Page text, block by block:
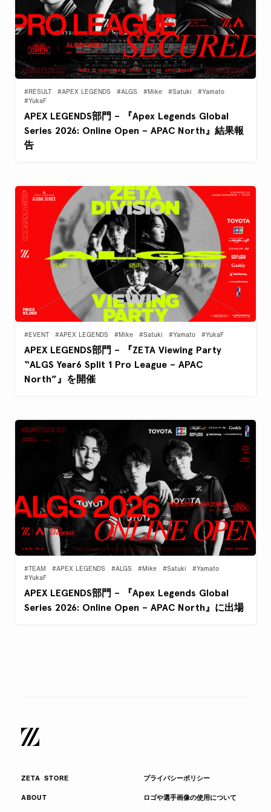
#RESULT #APEX LEGENDS #ALGS #Mike #Satuki
#Yamato
#YukaF
APEX LEGENDS部門 – 『Apex Legends Global
Series 2026: Online Open – APAC North』結果報
告
#EVENT #APEX LEGENDS #Mike #Satuki #Yamato #YukaF
APEX LEGENDS部門 – 『ZETA Viewing Party
“ALGS Year6 Split 1 Pro League – APAC
North”』を開催
#TEAM #APEX LEGENDS #ALGS #Mike #Satuki
#Yamato
#YukaF
APEX LEGENDS部門 – 『Apex Legends Global
Series 2026: Online Open – APAC North』に出場
ZETA STORE
ABOUT
プライバシーポリシー
ロゴや選手画像の使用について